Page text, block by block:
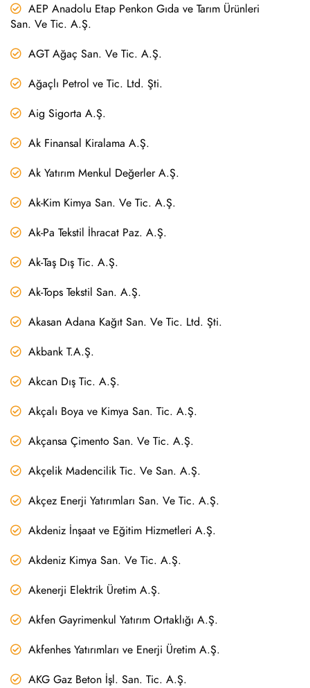
AEP Anadolu Etap Penkon Gıda ve Tarım Ürünleri
San. Ve Tic. A.Ş.
AGT Ağaç San. Ve Tic. A.Ş.
Ağaçlı Petrol ve Tic. Ltd. Şti.
Aig Sigorta A.Ş.
Ak Finansal Kiralama A.Ş.
Ak Yatırım Menkul Değerler A.Ş.
Ak-Kim Kimya San. Ve Tic. A.Ş.
Ak-Pa Tekstil İhracat Paz. A.Ş.
Ak-Taş Dış Tic. A.Ş.
Ak-Tops Tekstil San. A.Ş.
Akasan Adana Kağıt San. Ve Tic. Ltd. Şti.
Akbank T.A.Ş.
Akcan Dış Tic. A.Ş.
Akçalı Boya ve Kimya San. Tic. A.Ş.
Akçansa Çimento San. Ve Tic. A.Ş.
Akçelik Madencilik Tic. Ve San. A.Ş.
Akçez Enerji Yatırımları San. Ve Tic. A.Ş.
Akdeniz İnşaat ve Eğitim Hizmetleri A.Ş.
Akdeniz Kimya San. Ve Tic. A.Ş.
Akenerji Elektrik Üretim A.Ş.
Akfen Gayrimenkul Yatırım Ortaklığı A.Ş.
Akfenhes Yatırımları ve Enerji Üretim A.Ş.
AKG Gaz Beton İşl. San. Tic. A.Ş.